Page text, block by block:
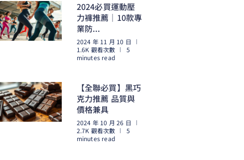
2024必買運動壓
力褲推薦｜10款專
業防...
2024 年 11 月 10 日
1.6K 觀看次數
5
minutes read
【全聯必買】黑巧
克力推薦 品質與
價格兼具
2024 年 10 月 26 日
2.7K 觀看次數
5
minutes read